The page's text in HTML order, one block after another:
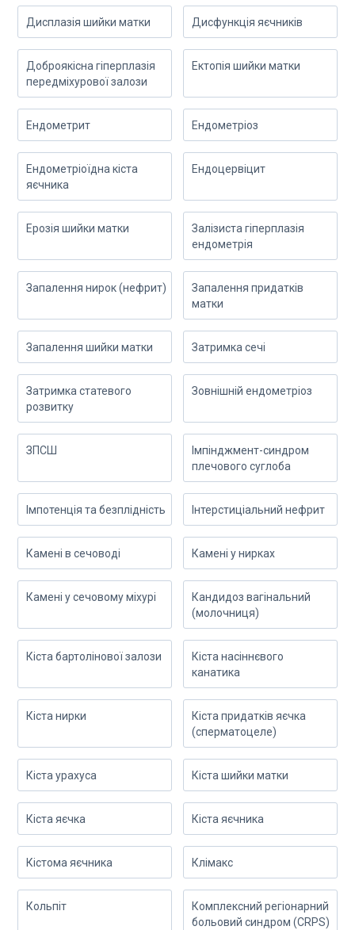
Дисплазія шийки матки Дисфункція яєчників
Доброякісна гіперплазія
передміхурової залози
Ектопія шийки матки
Ендометрит Ендометріоз
Ендометріоїдна кіста
яєчника
Ендоцервіцит
Ерозія шийки матки
Залізиста гіперплазія
ендометрія
Запалення нирок (нефрит)
Запалення придатків
матки
Запалення шийки матки Затримка сечі
Затримка статевого
розвитку
Зовнішній ендометріоз
ЗПСШ
Імпінджмент-синдром
плечового суглоба
Імпотенція та безплідність Інтерстиціальний нефрит
Камені в сечоводі Камені у нирках
Камені у сечовому міхурі
Кандидоз вагінальний
(молочниця)
Кіста бартолінової залози
Кіста насіннєвого
канатика
Кіста нирки
Кіста придатків яєчка
(сперматоцеле)
Кіста урахуса Кіста шийки матки
Кіста яєчка Кіста яєчника
Кістома яєчника Клімакс
Кольпіт
Комплексний регіонарний
больовий синдром (CRPS)